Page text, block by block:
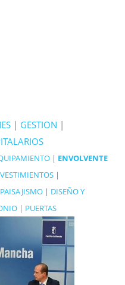
| GESTION |
| ENVOLVENTE
|
| DISEÑO Y
| PUERTAS